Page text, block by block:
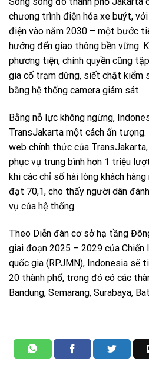
chương trình điện hóa xe buýt,
điện vào năm 2030 – một bước
hướng đến giao thông bền vững.
phương tiện, chính quyền cũng
gia cố trạm dừng, siết chặt kiểm
bằng hệ thống camera giám sát.
Bằng nỗ lực không ngừng,
TransJakarta một cách ấn
web chính thức của
phục vụ trung bình hơn 1 triệu
khi các chỉ số hài lòng khách
đạt 70,1, cho thấy người dân
vụ của hệ thống.
Theo Diễn đàn cơ sở hạ tầng
giai đoạn 2025 – 2029 của
quốc gia (RPJMN), Indonesia sẽ
20 thành phố, trong đó có các
Bandung, Semarang, Surabaya,